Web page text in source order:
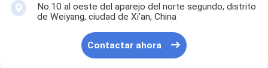
No.10 al oeste del aparejo del norte segundo, distrito
de Weiyang, ciudad de Xi'an, China
Contactar ahora